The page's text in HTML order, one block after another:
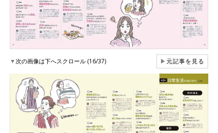
▼次の画像は下へスクロール (16/37) ▶元記事を見る